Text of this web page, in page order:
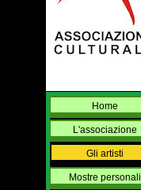
Home
L'associazione
Gli artisti
Mostre personali